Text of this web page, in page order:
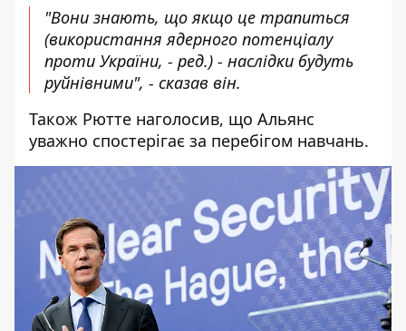
"Вони знають, що якщо це трапиться
(використання ядерного потенціалу
проти України, - ред.) - наслідки будуть
руйнівними", - сказав він.
Також Рютте наголосив, що Альянс
уважно спостерігає за перебігом навчань.